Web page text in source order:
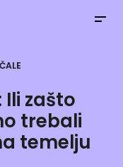
Ili zašto
trebali
temelju